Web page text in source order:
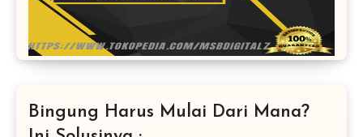
Bingung Harus Mulai Dari Mana?